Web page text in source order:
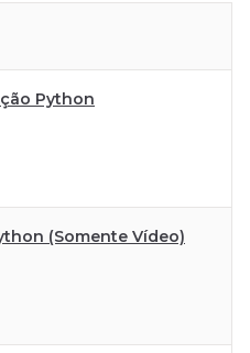
Python
(Somente Vídeo)